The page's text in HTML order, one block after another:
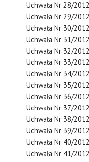
Uchwała Nr 28/2012
Uchwała Nr 29/2012
Uchwała Nr 30/2012
Uchwała Nr 31/2012
Uchwała Nr 32/2012
Uchwała Nr 33/2012
Uchwała Nr 34/2012
Uchwała Nr 35/2012
Uchwała Nr 36/2012
Uchwała Nr 37/2012
Uchwała Nr 38/2012
Uchwała Nr 39/2012
Uchwała Nr 40/2012
Uchwała Nr 41/2012